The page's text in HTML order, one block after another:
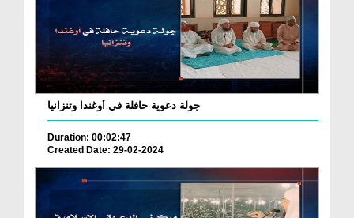
جولة دعوية حافلة في أوغندا وتنزانيا
Duration: 00:02:47
Created Date: 29-02-2024